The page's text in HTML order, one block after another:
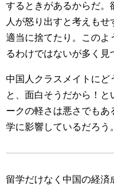
するときがあるからだ。
人が怒り出すと考えも
適当に捨てたり。このよ
るわけではないが多く見
中国人クラスメイトにど
と、面白そうだから！
ークの軽さは悪さでもあ
学に影響しているだろう。
留学だけなく中国の経済